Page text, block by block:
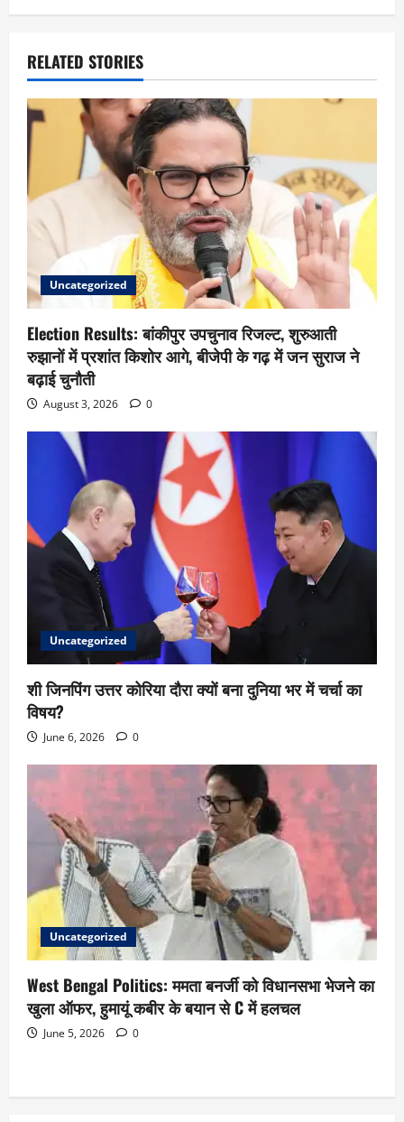
RELATED STORIES
Uncategorized
Election Results: बांकीपुर उपचुनाव रिजल्ट, शुरुआती
रुझानों में प्रशांत किशोर आगे, बीजेपी के गढ़ में जन सुराज ने
बढ़ाई चुनौती
August 3, 2026 0
Uncategorized
शी जिनपिंग उत्तर कोरिया दौरा क्यों बना दुनिया भर में चर्चा का
विषय?
June 6, 2026 0
Uncategorized
West Bengal Politics: ममता बनर्जी को विधानसभा भेजने का
खुला ऑफर, हुमायूं कबीर के बयान से C में हलचल
June 5, 2026 0